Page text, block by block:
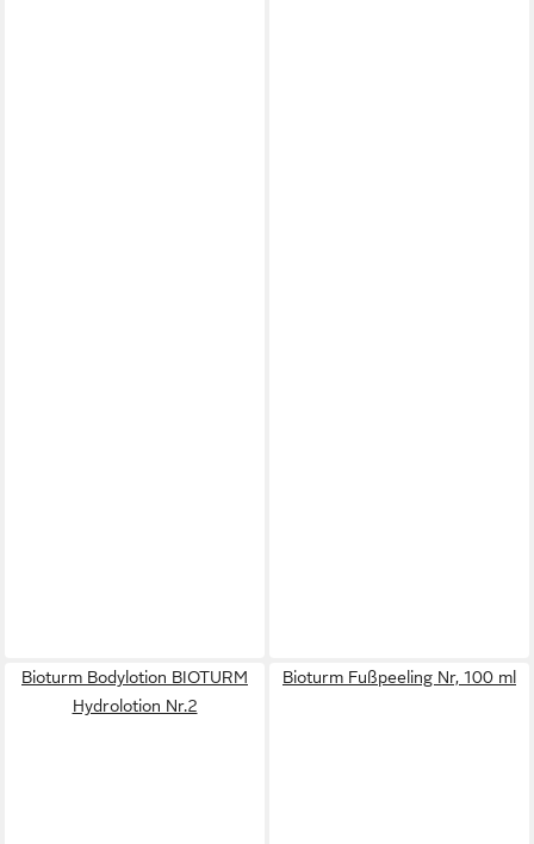
Bioturm Bodylotion BIOTURM
Hydrolotion Nr.2
Bioturm Fußpeeling Nr, 100 ml